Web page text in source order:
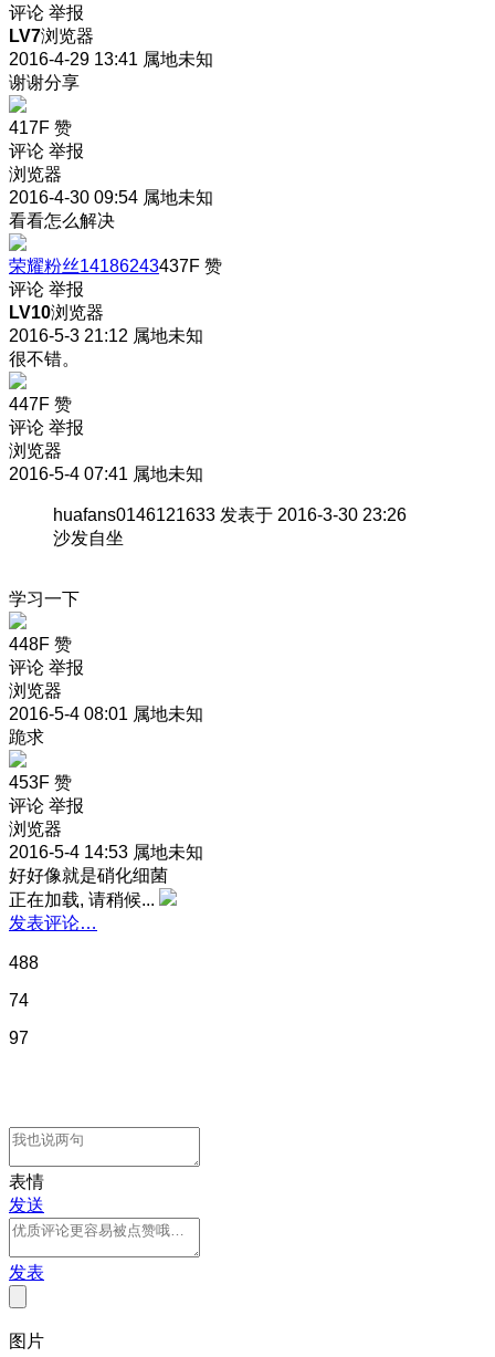
评论 举报
LV7浏览器
2016-4-29 13:41 属地未知
谢谢分享
417F 赞
评论 举报
浏览器
2016-4-30 09:54 属地未知
看看怎么解决
荣耀粉丝14186243437F 赞
评论 举报
LV10浏览器
2016-5-3 21:12 属地未知
很不错。
447F 赞
评论 举报
浏览器
2016-5-4 07:41 属地未知
huafans0146121633 发表于 2016-3-30 23:26
沙发自坐
学习一下
448F 赞
评论 举报
浏览器
2016-5-4 08:01 属地未知
跪求
453F 赞
评论 举报
浏览器
2016-5-4 14:53 属地未知
好好像就是硝化细菌
正在加载, 请稍候...
发表评论…
488
74
97
表情
发送
发表
图片